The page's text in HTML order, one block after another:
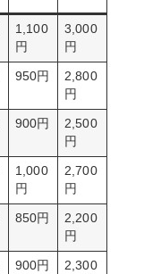
1,100
円
3,000
円
950円
2,800
円
900円
2,500
円
1,000
円
2,700
円
850円
2,200
円
900円
2,300